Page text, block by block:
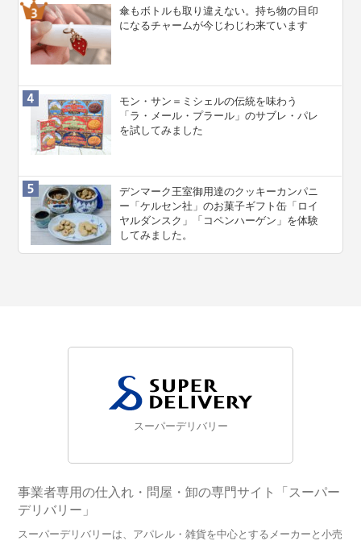
傘もボトルも取り違えない。持ち物の目印
になるチャームが今じわじわ来ています
モン・サン＝ミシェルの伝統を味わう
「ラ・メール・プラール」のサブレ・パレ
を試してみました
デンマーク王室御用達のクッキーカンパニ
ー「ケルセン社」のお菓子ギフト缶「ロイ
ヤルダンスク」「コペンハーゲン」を体験
してみました。
スーパーデリバリー
事業者専用の仕入れ・問屋・卸の専門サイト「スーパー
デリバリー」
スーパーデリバリーは、アパレル・雑貨を中心とするメーカーと小売